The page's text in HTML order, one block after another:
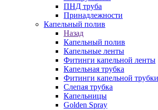
ПНД труба
Принадлежности
Капельный полив
Назад
Капельный полив
Капельные ленты
Фитинги капельной ленты
Капельная трубка
Фитинги капельной трубки
Слепая трубка
Капельницы
Golden Spray